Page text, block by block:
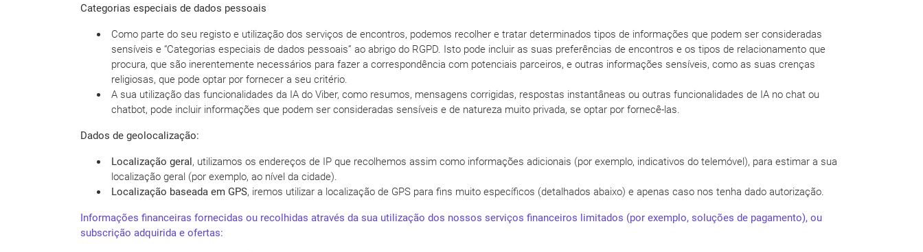
Categorias especiais de dados pessoais
Como parte do seu registo e utilização dos serviços de encontros, podemos recolher e tratar determinados tipos de informações que podem ser consideradas
sensíveis e “Categorias especiais de dados pessoais” ao abrigo do RGPD. Isto pode incluir as suas preferências de encontros e os tipos de relacionamento que
procura, que são inerentemente necessários para fazer a correspondência com potenciais parceiros, e outras informações sensíveis, como as suas crenças
religiosas, que pode optar por fornecer a seu critério.
A sua utilização das funcionalidades da IA do Viber, como resumos, mensagens corrigidas, respostas instantâneas ou outras funcionalidades de IA no chat ou
chatbot, pode incluir informações que podem ser consideradas sensíveis e de natureza muito privada, se optar por fornecê-las.
Dados de geolocalização:
Localização geral, utilizamos os endereços de IP que recolhemos assim como informações adicionais (por exemplo, indicativos do telemóvel), para estimar a sua
localização geral (por exemplo, ao nível da cidade).
Localização baseada em GPS, iremos utilizar a localização de GPS para fins muito específicos (detalhados abaixo) e apenas caso nos tenha dado autorização.
Informações financeiras fornecidas ou recolhidas através da sua utilização dos nossos serviços financeiros limitados (por exemplo, soluções de pagamento), ou
subscrição adquirida e ofertas: